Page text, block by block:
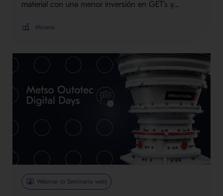
material con una menor inversión en GET's y…
Minería
Webinar (o Seminario web)